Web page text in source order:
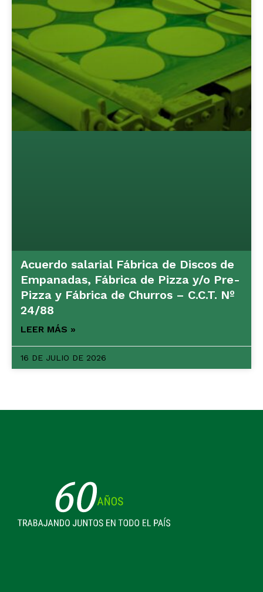
Acuerdo salarial Fábrica de Discos de
Empanadas, Fábrica de Pizza y/o Pre-
Pizza y Fábrica de Churros – C.C.T. Nº
24/88
LEER MÁS »
16 DE JULIO DE 2026